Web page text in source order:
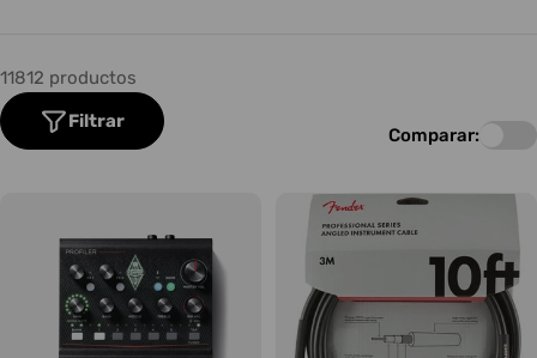
11812 productos
Filtrar
Comparar: